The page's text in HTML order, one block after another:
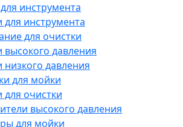
инструмента
инструмента
для очистки
давления
давления
для мойки
очистки
высокого давления
для мойки